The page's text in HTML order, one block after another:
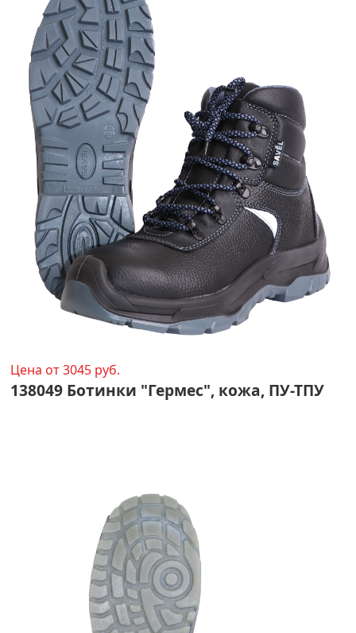
Цена от 3045 руб.
138049 Ботинки "Гермес", кожа, ПУ-ТПУ